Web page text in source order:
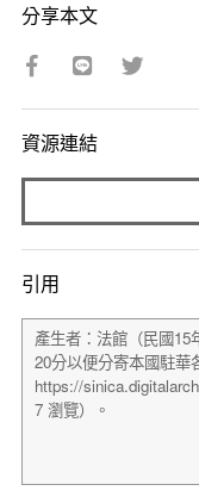
分享本文
資源連結
引用